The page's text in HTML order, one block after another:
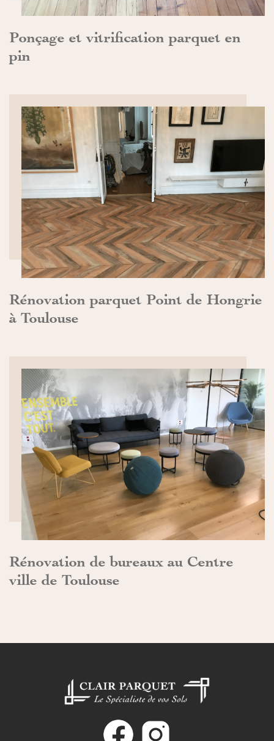
Ponçage et vitrification parquet en
pin
Rénovation parquet Point de Hongrie
à Toulouse
DÉCOUVRIR>>
Rénovation de bureaux au Centre
ville de Toulouse
DÉCOUVRIR>>